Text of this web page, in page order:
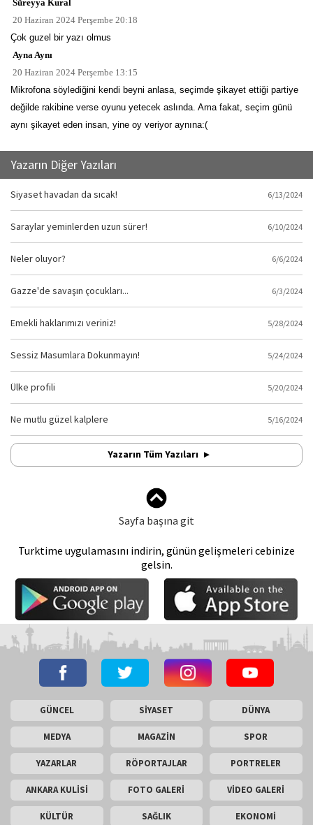
Süreyya Kural
20 Haziran 2024 Perşembe 20:18
Çok guzel bir yazı olmus
Ayna Aynı
20 Haziran 2024 Perşembe 13:15
Mikrofona söylediğini kendi beyni anlasa, seçimde şikayet ettiği partiye
değilde rakibine verse oyunu yetecek aslında. Ama fakat, seçim günü
aynı şikayet eden insan, yine oy veriyor aynına:(
Yazarın Diğer Yazıları
Siyaset havadan da sıcak! 6/13/2024
Saraylar yeminlerden uzun sürer! 6/10/2024
Neler oluyor? 6/6/2024
Gazze'de savaşın çocukları... 6/3/2024
Emekli haklarımızı veriniz! 5/28/2024
Sessiz Masumlara Dokunmayın! 5/24/2024
Ülke profili 5/20/2024
Ne mutlu güzel kalplere 5/16/2024
Yazarın Tüm Yazıları
Sayfa başına git
Turktime uygulamasını indirin, günün gelişmeleri cebinize
gelsin.
GÜNCEL SİYASET DÜNYA
MEDYA MAGAZİN SPOR
YAZARLAR RÖPORTAJLAR PORTRELER
ANKARA KULİSİ FOTO GALERİ VİDEO GALERİ
KÜLTÜR SAĞLIK EKONOMİ